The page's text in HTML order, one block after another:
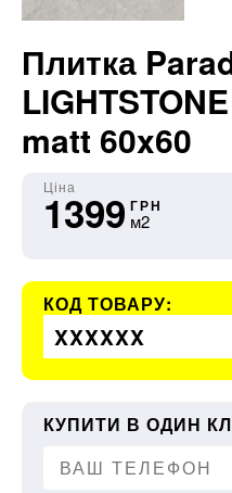
Плитка
matt 60x60
Ціна
1399 ГРН
м2
КОД ТОВАРУ:
XXXXXX
КУПИТИ В ОДИН